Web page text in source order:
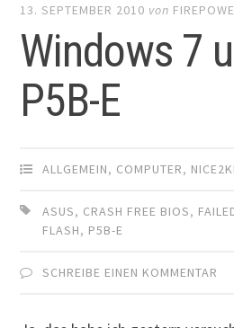
13. SEPTEMBER 2010 von
Windows 7
P5B-E
ALLGEMEIN, COMPUTER,
ASUS, CRASH FREE BIOS,
FLASH, P5B-E
SCHREIBE EINEN KOMMENTAR